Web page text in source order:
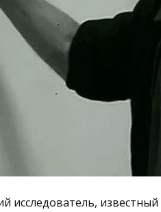
исследователь,